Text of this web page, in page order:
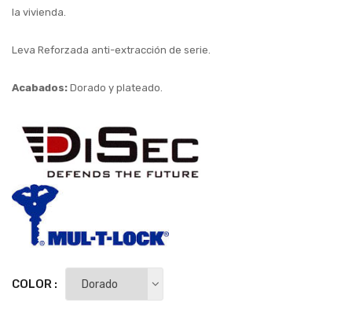
la vivienda.
Leva Reforzada anti-extracción de serie.
Acabados: Dorado y plateado.
COLOR :